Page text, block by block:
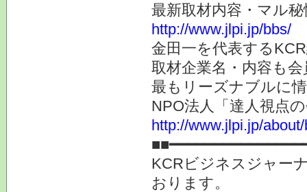
最新取材内容・マル
http://www.jlpi.jp/bbs/
金田一を代表する
取材企業名・内容も
最もリーズナブルに
NPO法人「達人視点
http://www.jlpi.jp/
KCRビジネスジャー
おります。